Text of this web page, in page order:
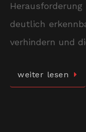
deutlich
verhindern und
weiter lesen